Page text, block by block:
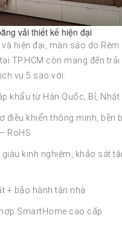
vải thiết kế hiện đại
hiện đại, màn sáo do Rèm
TP.HCM còn mang đến trải
vụ 5 sao với:
khẩu từ Hàn Quốc, Bỉ, Nhật
điều khiển thông minh, bền
RoHS
kinh nghiệm, khảo sát
+ bảo hành tận nhà
SmartHome cao cấp